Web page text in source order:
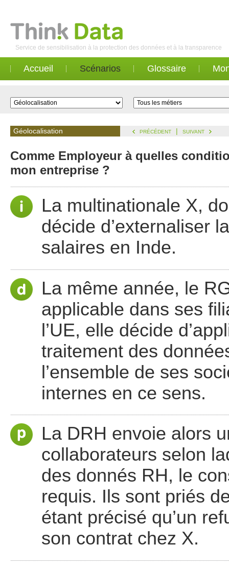
Service de sensibilisation à la protection des données et à la transparence
Accueil Scénarios Glossaire
Géolocalisation PRÉCÉDENT | SUIVANT
Comme Employeur à quelles
mon entreprise ?
La multinationale X,
décide d’externaliser
salaires en Inde.
La même année, le
applicable dans ses
l’UE, elle décide
traitement des
l’ensemble de ses
internes en ce sens.
La DRH envoie alors
collaborateurs selon
des donnés RH, le
requis. Ils sont priés
étant précisé qu’un
son contrat chez X.